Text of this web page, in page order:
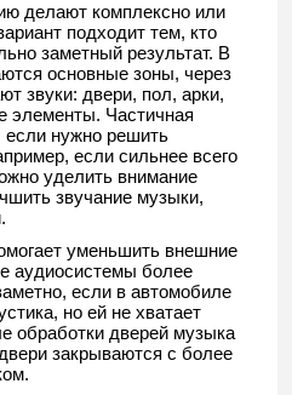
делают комплексно или
подходит тем, кто
заметный результат. В
основные зоны, через
звуки: двери, пол, арки,
элементы. Частичная
если нужно решить
если сильнее всего
уделить внимание
звучание музыки,
уменьшить внешние
аудиосистемы более
если в автомобиле
но ей не хватает
обработки дверей музыка
закрываются с более